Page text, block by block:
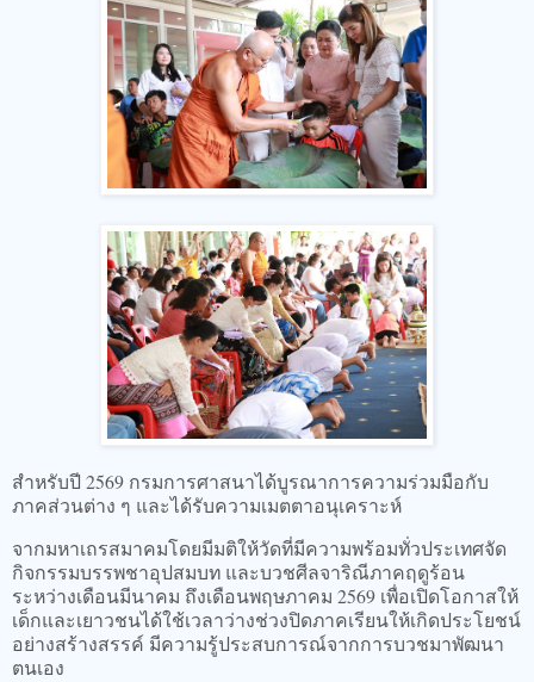
สำหรับปี 2569 กรมการศาสนาได้บูรณาการความร่วมมือกับ
ภาคส่วนต่าง ๆ และได้รับความเมตตาอนุเคราะห์
จากมหาเถรสมาคมโดยมีมติให้วัดที่มีความพร้อมทั่วประเทศจัด
กิจกรรมบรรพชาอุปสมบท และบวชศีลจาริณีภาคฤดูร้อน
ระหว่างเดือนมีนาคม ถึงเดือนพฤษภาคม 2569 เพื่อเปิดโอกาสให้
เด็กและเยาวชนได้ใช้เวลาว่างช่วงปิดภาคเรียนให้เกิดประโยชน์
อย่างสร้างสรรค์ มีความรู้ประสบการณ์จากการบวชมาพัฒนา
ตนเอง